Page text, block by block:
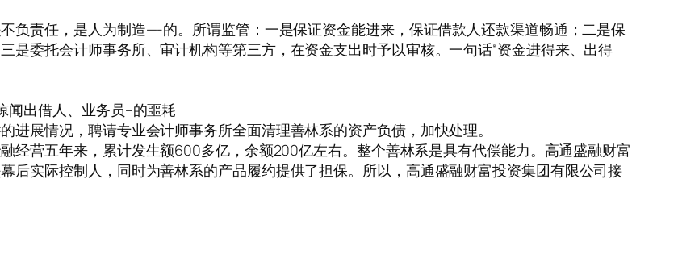
负责任，是人为制造—-的。所谓监管：一是保证资金能进来，保证借款人还款渠道畅通；二是保
是委托会计师事务所、审计机构等第三方，在资金支出时予以审核。一句话“资金进得来、出得
闻出借人、业务员–的噩耗
进展情况，聘请专业会计师事务所全面清理善林系的资产负债，加快处理。
经营五年来，累计发生额600多亿，余额200亿左右。整个善林系是具有代偿能力。高通盛融财富
后实际控制人，同时为善林系的产品履约提供了担保。所以，高通盛融财富投资集团有限公司接